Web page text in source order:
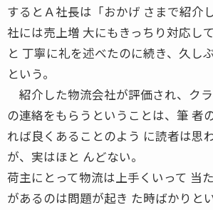
するとＡ社長は「おかげ さまで紹介
社には売上増 大にもきっちり対応し
と 丁寧に礼を述べたのに続き、久し
という。
紹介した物流会社が評価され、ク
の連絡をもらうということは、筆 者
れば良くあることのよう に読者は思
が、実はほと んどない。
荷主にとって物流は上手くいって 当
があるのは問題が起き た時ばかりと